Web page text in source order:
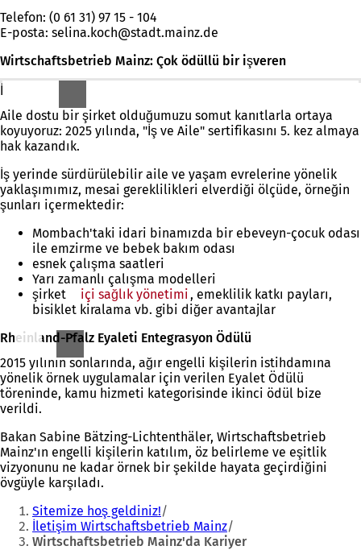
Telefon: (0 61 31) 97 15 - 104
E-posta: selina.koch stadt.mainz de
Wirtschaftsbetrieb Mainz: Çok ödüllü bir işveren
İş ve aile" denetimi
Aile dostu bir şirket olduğumuzu somut kanıtlarla ortaya
koyuyoruz: 2025 yılında, "İş ve Aile" sertifikasını 5. kez almaya
hak kazandık.
İş yerinde sürdürülebilir aile ve yaşam evrelerine yönelik
yaklaşımımız, mesai gereklilikleri elverdiği ölçüde, örneğin
şunları içermektedir:
Mombach'taki idari binamızda bir ebeveyn-çocuk odası
ile emzirme ve bebek bakım odası
esnek çalışma saatleri
Yarı zamanlı çalışma modelleri
şirket
içi sağlık yönetimi, emeklilik katkı payları,
bisiklet kiralama vb. gibi diğer avantajlar
Rheinland-Pfalz Eyaleti Entegrasyon Ödülü
2015 yılının sonlarında, ağır engelli kişilerin istihdamına
yönelik örnek uygulamalar için verilen Eyalet Ödülü
töreninde, kamu hizmeti kategorisinde ikinci ödül bize
verildi.
Bakan Sabine Bätzing-Lichtenthäler, Wirtschaftsbetrieb
Mainz'ın engelli kişilerin katılım, öz belirleme ve eşitlik
vizyonunu ne kadar örnek bir şekilde hayata geçirdiğini
övgüyle karşıladı.
Buradasınız:
Sitemize hoş geldiniz!
İletişim Wirtschaftsbetrieb Mainz
Wirtschaftsbetrieb Mainz'da Kariyer